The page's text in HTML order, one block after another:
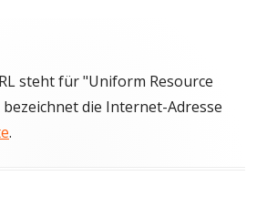
steht für "Uniform Resource
bezeichnet die Internet-Adresse
.